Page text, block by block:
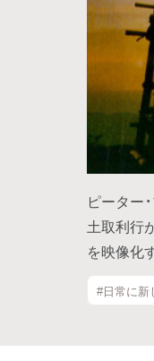
ピーター
土取利行
を映像化
#日常に新